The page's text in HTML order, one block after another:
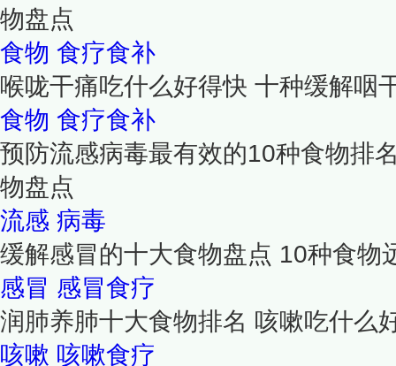
物盘点
食物 食疗食补
喉咙干痛吃什么好得快 十种缓解咽
食物 食疗食补
预防流感病毒最有效的10种食物排
物盘点
流感 病毒
缓解感冒的十大食物盘点 10种食物
感冒 感冒食疗
润肺养肺十大食物排名 咳嗽吃什么
咳嗽 咳嗽食疗